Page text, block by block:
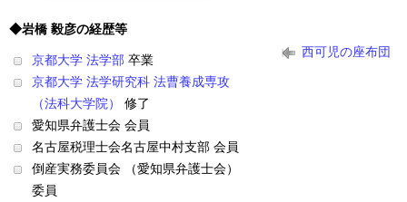
西可児の座布団
◆岩橋 毅彦の経歴等
京都大学 法学部 卒業
京都大学 法学研究科 法曹養成専攻
（法科大学院）
修了
愛知県弁護士会 会員
名古屋税理士会名古屋中村支部 会員
倒産実務委員会 （愛知県弁護士会）
委員